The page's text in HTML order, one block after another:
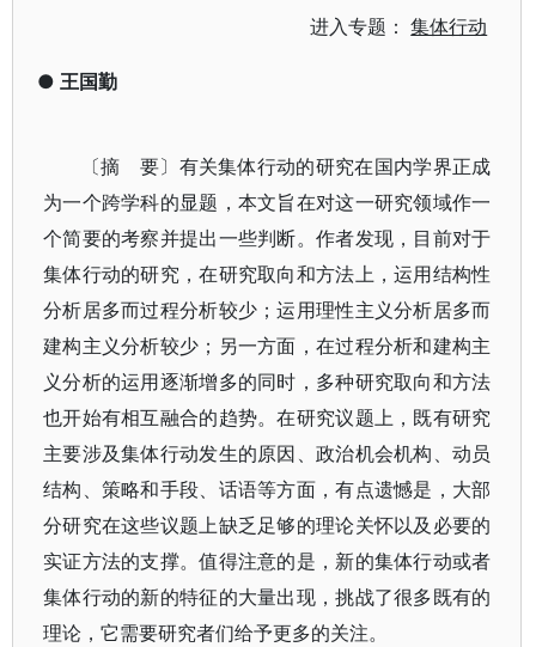
进入专题：集体行动
● 王国勤
〔摘 要〕有关集体行动的研究在国内学界正成
为一个跨学科的显题，本文旨在对这一研究领域作一
个简要的考察并提出一些判断。作者发现，目前对于
集体行动的研究，在研究取向和方法上，运用结构性
分析居多而过程分析较少；运用理性主义分析居多而
建构主义分析较少；另一方面，在过程分析和建构主
义分析的运用逐渐增多的同时，多种研究取向和方法
也开始有相互融合的趋势。在研究议题上，既有研究
主要涉及集体行动发生的原因、政治机会机构、动员
结构、策略和手段、话语等方面，有点遗憾是，大部
分研究在这些议题上缺乏足够的理论关怀以及必要的
实证方法的支撑。值得注意的是，新的集体行动或者
集体行动的新的特征的大量出现，挑战了很多既有的
理论，它需要研究者们给予更多的关注。